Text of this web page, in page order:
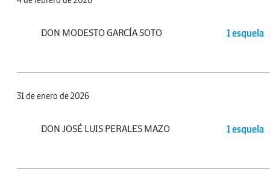
DON MODESTO GARCÍA SOTO 1 esquela
31 de enero de 2026
DON JOSÉ LUIS PERALES MAZO 1 esquela